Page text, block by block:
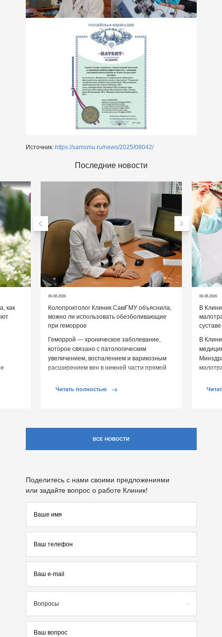
Источник: https://samsmu.ru/news/2025/08042/
Последние новости
как
06.08.2026
Колопроктолог Клиник СамГМУ объяснила,
можно ли использовать обезболивающие
при геморрое
Геморрой — хроническое заболевание,
которое связано с патологическим
увеличением, воспалением и варикозным
расширением вен в нижней части прямой
обострении […]
Читать полностью
06.08.2026
В
суставе
В
ВСЕ НОВОСТИ
Поделитесь с нами своими предложениями
или задайте вопрос о работе Клиник!
Вопросы